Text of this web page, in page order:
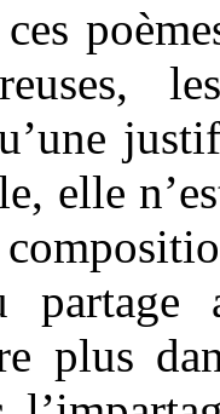
elle
plus